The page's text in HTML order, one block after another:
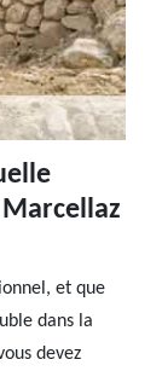
et que
dans la
devez